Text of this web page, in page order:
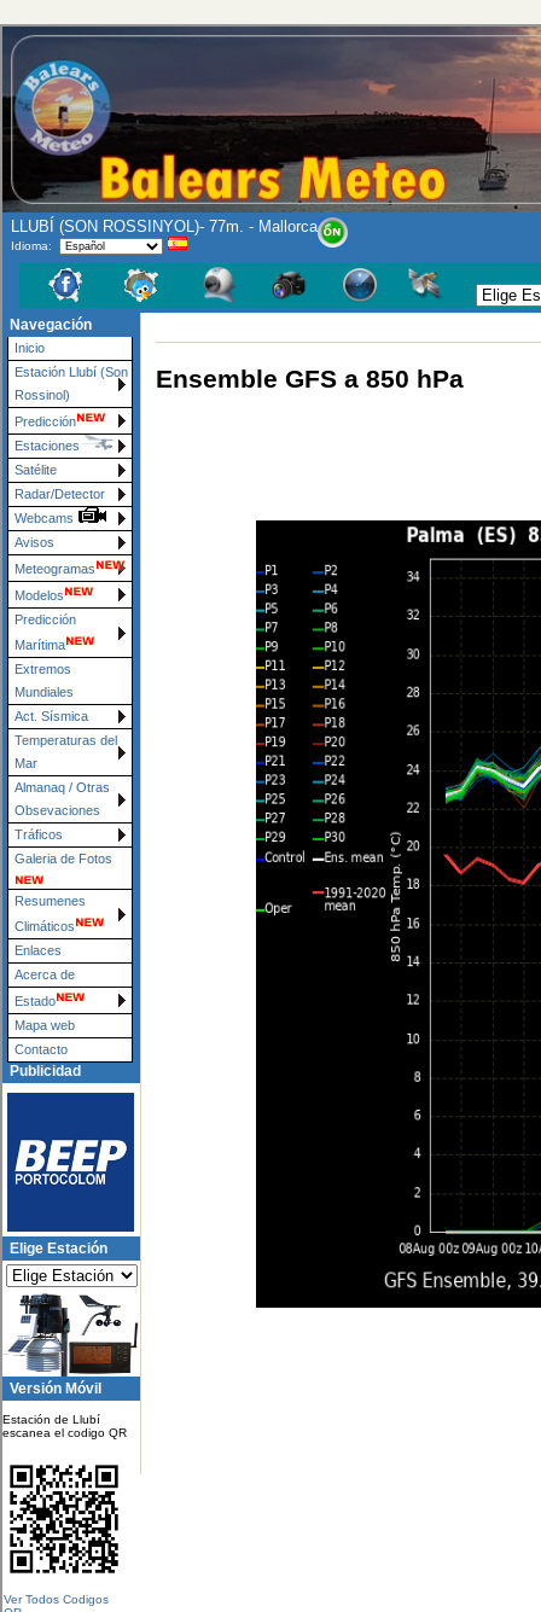
LLUBÍ (SON ROSSINYOL)- 77m. - Mallorca
Idioma:
Navegación
Inicio
Estación Llubí (Son
Rossinol)
Predicción
Estaciones
Satélite
Radar/Detector
Webcams
Avisos
Meteogramas
Modelos
Predicción
Marítima
Extremos
Mundiales
Act. Sísmica
Temperaturas del
Mar
Almanaq / Otras
Obsevaciones
Tráficos
Galeria de Fotos
Resumenes
Climáticos
Enlaces
Acerca de
Estado
Mapa web
Contacto
Publicidad
Elige Estación
Versión Móvil
Estación de Llubí
escanea el codigo QR
Ver Todos Codigos
Ensemble GFS a 850 hPa